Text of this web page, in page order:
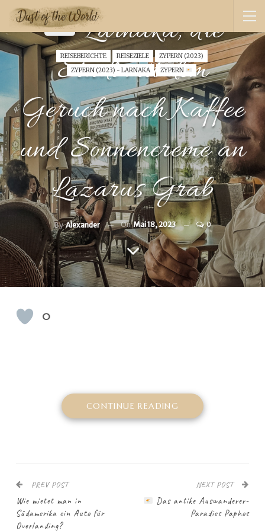
REISEBERICHTE REISEZIELE
ZYPERN (2023)
ZYPERN (2023) - LARNAKA
ZYPERN
Larnaka, die
Stadt mit dem
Geruch nach Kaffee
und Sonnencreme an
Lazarus Grab
ByAlexander OnMai 18, 2023 0
0
CONTINUE READING
PREV POST
Wie mietet man in
Südamerika ein Auto für
Overlanding?
NEXT POST
Das antike Auswanderer-
Paradies Paphos